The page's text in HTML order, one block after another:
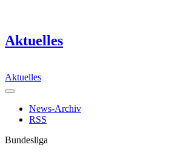
Aktuelles
Aktuelles
News-Archiv
RSS
Bundesliga